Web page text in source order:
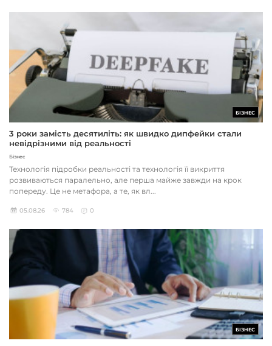
БІЗНЕС
3 роки замість десятиліть: як швидко дипфейки стали
невідрізними від реальності
Бізнес
Технологія підробки реальності та технологія її викриття
розвиваються паралельно, але перша майже завжди на крок
попереду. Це не метафора, а те, як вл...
05.08.26 784 0
БІЗНЕС